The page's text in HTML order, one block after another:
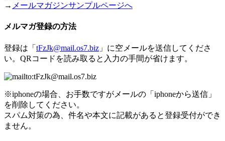
→ メールマガジンサンプルページへ
メルマガ登録の方法
登録は「 tFzJk@mail.os7.biz 」に空メールを送信してくださ
い。QRコードを読み取ると入力の手間が省けます。
※iphoneの場合、お手数ですがメールの「iphoneから送信」
を削除してください。
スパム対策の為、件名や本文に記載があると登録受付ができ
ません。